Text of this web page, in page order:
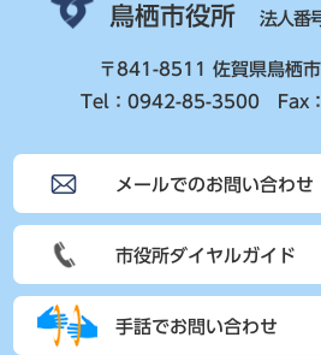
鳥栖市役所 法人番
〒841-8511 佐賀県鳥栖
Tel：0942-85-3500 Fax
メールでのお問い合わせ
市役所ダイヤルガイド
手話でお問い合わせ